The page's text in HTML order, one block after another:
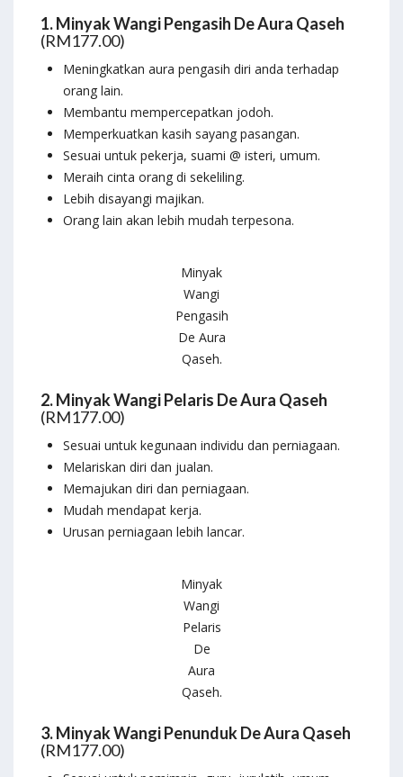
1. Minyak Wangi Pengasih De Aura Qaseh
(RM177.00)
Meningkatkan aura pengasih diri anda terhadap
orang lain.
Membantu mempercepatkan jodoh.
Memperkuatkan kasih sayang pasangan.
Sesuai untuk pekerja, suami @ isteri, umum.
Meraih cinta orang di sekeliling.
Lebih disayangi majikan.
Orang lain akan lebih mudah terpesona.
Minyak
Wangi
Pengasih
De Aura
Qaseh.
2. Minyak Wangi Pelaris De Aura Qaseh
(RM177.00)
Sesuai untuk kegunaan individu dan perniagaan.
Melariskan diri dan jualan.
Memajukan diri dan perniagaan.
Mudah mendapat kerja.
Urusan perniagaan lebih lancar.
Minyak
Wangi
Pelaris
De
Aura
Qaseh.
3. Minyak Wangi Penunduk De Aura Qaseh
(RM177.00)